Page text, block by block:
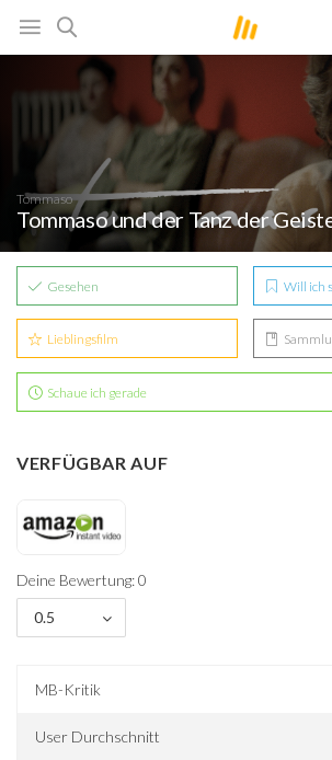
Tommaso
Tommaso und der Tanz der
Gesehen Will ich
Lieblingsfilm
Schaue ich gerade
VERFÜGBAR AUF
Deine Bewertung: 0
0.5
MB-Kritik
User Durchschnitt